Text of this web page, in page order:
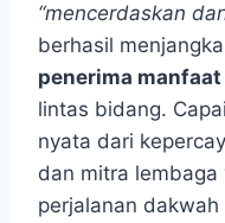
“mencerdaskan
berhasil
penerima manfaat
lintas bidang.
nyata dari
dan mitra
perjalanan